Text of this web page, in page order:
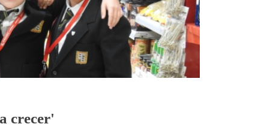
crecer'